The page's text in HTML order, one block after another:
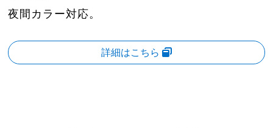
夜間カラー対応。
詳細はこちら